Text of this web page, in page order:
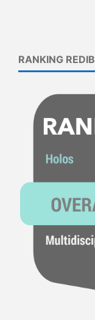
RANKING REDIB